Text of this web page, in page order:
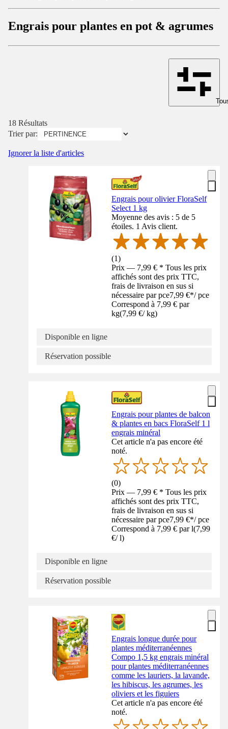
Engrais pour plantes en pot & agrumes
18 Résultats
Trier par:
Ignorer la liste d'articles
Engrais pour olivier FloraSelf
Select 1 kg
Moyenne des avis : 5 de 5
étoiles. 1 Avis client.
(1)
Prix — 7,99 € * Tous les prix
affichés sont des prix TTC,
frais de livraison en sus si
nécessaire par pce7,99 €*/ pce
Correspond à 7,99 € par
kg(7,99 €/ kg)
Disponible en ligne
Réservation possible
Engrais pour plantes de balcon
& plantes en bacs FloraSelf 1 l
engrais minéral
Cet article n'a pas encore été
noté.
(0)
Prix — 7,99 € * Tous les prix
affichés sont des prix TTC,
frais de livraison en sus si
nécessaire par pce7,99 €*/ pce
Correspond à 7,99 € par l(7,99
€/ l)
Disponible en ligne
Réservation possible
Engrais longue durée pour
plantes méditerranéennes
Compo 1,5 kg engrais minéral
pour plantes méditerranéennes
comme les lauriers, la lavande,
les hibiscus, les agrumes, les
oliviers et les figuiers
Cet article n'a pas encore été
noté.